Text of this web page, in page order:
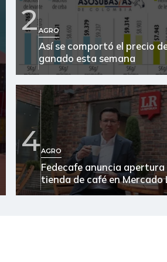
Café instantáneo
Café molido
Capaz Magdalena fresco
Cebolla cabezona blanca
Cebolla cabezona roja
Cebolla larga
Chocolate dulce
2AGRO
Así se comportó el precio
ganado esta semana
4AGRO
Fedecafe anuncia apertura
tienda de café en Mercado